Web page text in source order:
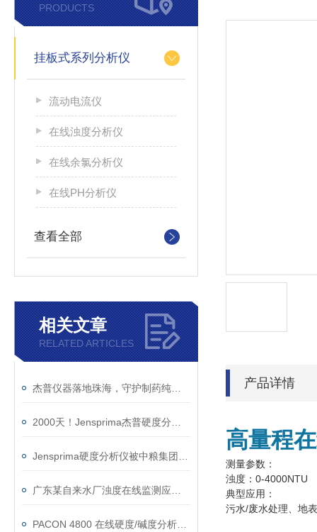
PRODUCTS
挂板式系列分析仪
流动电流仪
在线浊度分析仪
在线余氯分析仪
在线PH分析仪
查看全部
相关文章
RELATED ARTICLES
产品详情
高量程
测量参数：
浊度：0-4000NTU
典型应用：
污水/废水处理、地